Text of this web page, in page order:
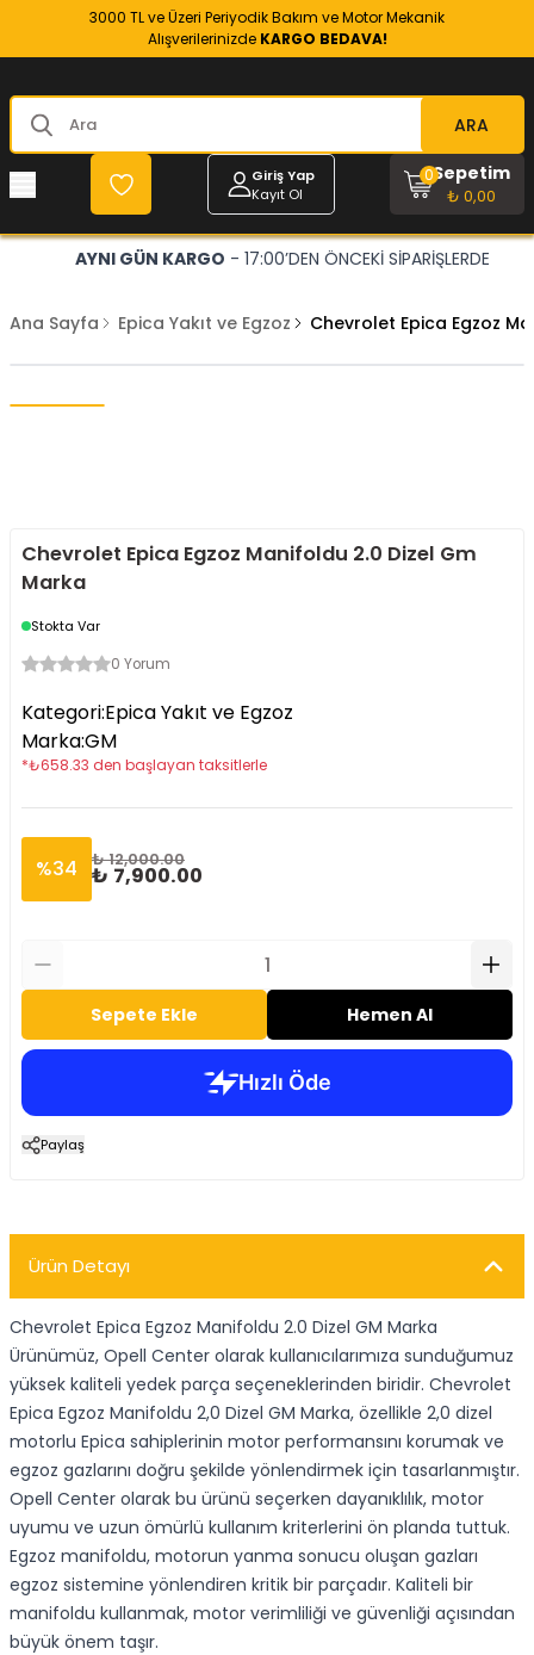
3000 TL ve Üzeri Periyodik Bakım ve Motor Mekanik
Alışverilerinizde KARGO BEDAVA!
ARA
Giriş Yap
Kayıt Ol
Sepetim
₺ 0,00
0
AYNI GÜN KARGO - 17:00’DEN ÖNCEKİ SİPARİŞLERDE
Ana Sayfa Epica Yakıt ve Egzoz Chevrolet Epica Egzoz
Chevrolet Epica Egzoz Manifoldu 2.0 Dizel Gm
Marka
Stokta Var
0 Yorum
Kategori:Epica Yakıt ve Egzoz
Marka:GM
*₺658.33 den başlayan taksitlerle
%34 ₺ 12,000.00
₺ 7,900.00
Sepete Ekle Hemen Al
Paylaş
Ürün Detayı
Chevrolet Epica Egzoz Manifoldu 2.0 Dizel GM Marka
Ürünümüz, Opell Center olarak kullanıcılarımıza sunduğumuz
yüksek kaliteli yedek parça seçeneklerinden biridir. Chevrolet
Epica Egzoz Manifoldu 2,0 Dizel GM Marka, özellikle 2,0 dizel
motorlu Epica sahiplerinin motor performansını korumak ve
egzoz gazlarını doğru şekilde yönlendirmek için tasarlanmıştır.
Opell Center olarak bu ürünü seçerken dayanıklılık, motor
uyumu ve uzun ömürlü kullanım kriterlerini ön planda tuttuk.
Egzoz manifoldu, motorun yanma sonucu oluşan gazları
egzoz sistemine yönlendiren kritik bir parçadır. Kaliteli bir
manifoldu kullanmak, motor verimliliği ve güvenliği açısından
büyük önem taşır.